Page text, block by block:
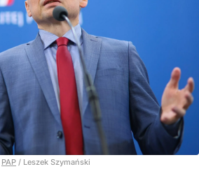
PAP / Leszek Szymański